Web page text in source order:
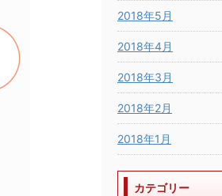
2018年5月
2018年4月
2018年3月
2018年2月
2018年1月
カテゴリー